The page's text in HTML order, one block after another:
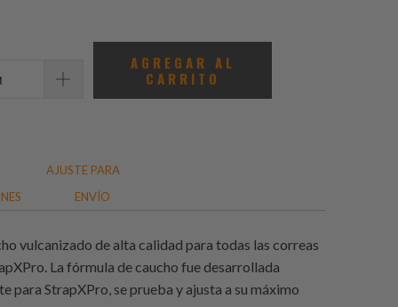
AGREGAR AL
CARRITO
AJUSTE PARA
ENVÍO
vulcanizado de alta calidad para todas las correas
La fórmula de caucho fue desarrollada
para StrapXPro, se prueba y ajusta a su máximo